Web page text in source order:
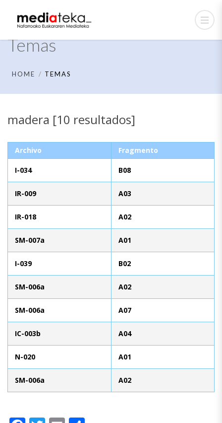
Temas
HOME TEMAS
madera [10 resultados]
Archivo Fragmento
I-034 B08
IR-009 A03
IR-018 A02
SM-007a A01
I-039 B02
SM-006a A02
SM-006a A07
IC-003b A04
N-020 A01
SM-006a A02